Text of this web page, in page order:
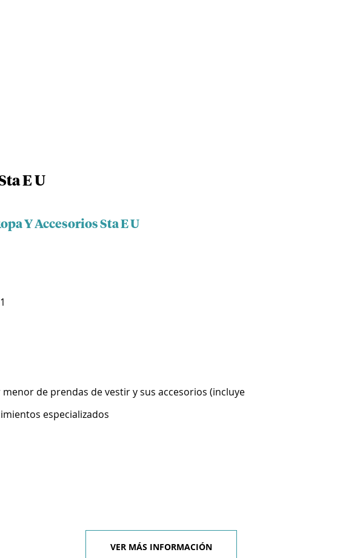
E U
Y Accesorios Sta E U
de prendas de vestir y sus accesorios (incluye
especializados
VER MÁS INFORMACIÓN